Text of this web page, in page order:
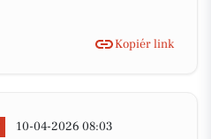
Kopiér link
10-04-2026 08:03